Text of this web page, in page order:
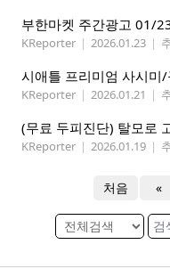
부한마켓 주간광고 01/
KReporter | 2026.01.23 |
KReporter | 2026.01.21 |
(무료 두피진단) 탈모로
KReporter | 2026.01.19 |
처음 «